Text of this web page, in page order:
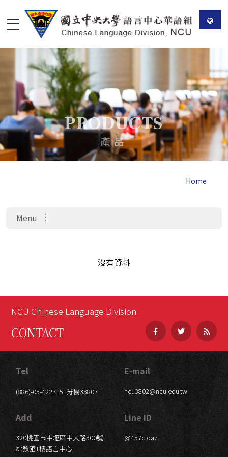
案
下
PRODUCTS
產品
Home
Menu
沒有資料
NCU Chinese Language Division
CONTACT
Tel
(886)-03-4227151分機33807
E-mail
ncu3802@ncu.edu.tw
Add
320桃園市中壢區中大路300號
綜教館1樓語言中心
Line ID
@437cloaz